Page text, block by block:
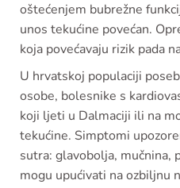
oštećenjem bubrežne
unos tekućine povećan.
koja povećavaju rizik pada
U hrvatskoj populaciji
osobe, bolesnike s
koji ljeti u Dalmaciji ili na
tekućine. Simptomi
sutra: glavobolja, mučnina,
mogu upućivati na ozbiljnu